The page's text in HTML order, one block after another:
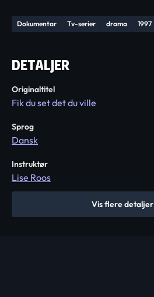
Dokumentar Tv-serier drama 1997
DETALJER
Originaltitel
Fik du set det du ville
Sprog
Dansk
Instruktør
Lise Roos
Vis flere detaljer